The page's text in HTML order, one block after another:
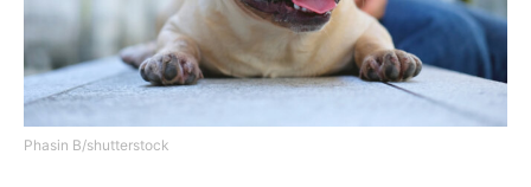
Phasin B/shutterstock